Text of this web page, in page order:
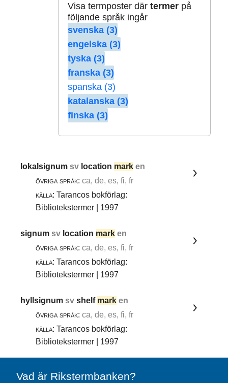
Visa termposter där termerpå
följande språk ingår
svenska (3)
engelska (3)
tyska (3)
franska (3)
spanska (3)
katalanska (3)
finska (3)
lokalsignumsv location mark en
övriga språk: ca, de, es, fi, fr
källa: Tarancos bokförlag:
Bibliotekstermer | 1997
signumsv location mark en
övriga språk: ca, de, es, fi, fr
källa: Tarancos bokförlag:
Bibliotekstermer | 1997
hyllsignumsvshelf mark en
övriga språk: ca, de, es, fi, fr
källa: Tarancos bokförlag:
Bibliotekstermer | 1997
Vad är Rikstermbanken?